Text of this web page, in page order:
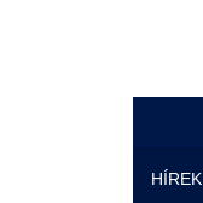
HÍREK